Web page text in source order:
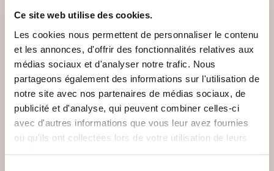
Ce site web utilise des cookies.
Les cookies nous permettent de personnaliser le contenu
et les annonces, d'offrir des fonctionnalités relatives aux
médias sociaux et d'analyser notre trafic. Nous
partageons également des informations sur l'utilisation de
notre site avec nos partenaires de médias sociaux, de
publicité et d'analyse, qui peuvent combiner celles-ci
avec d'autres informations que vous leur avez fournies
ou qu'ils ont collectées lors de votre utilisation de leurs